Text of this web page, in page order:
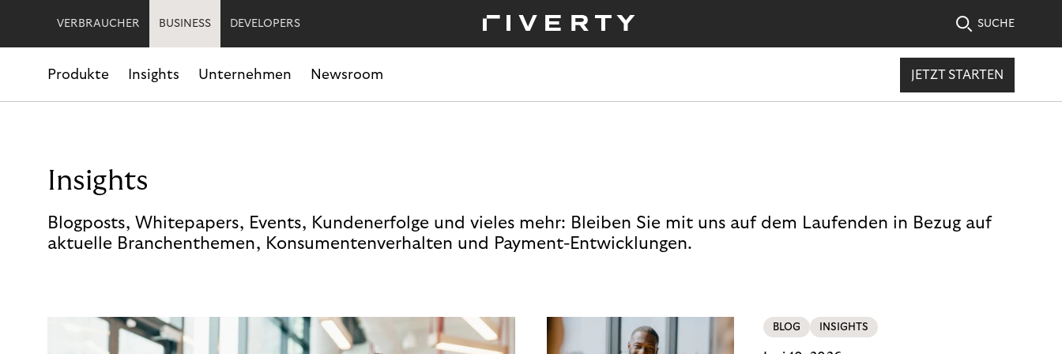
VERBRAUCHER BUSINESS DEVELOPERS SUCHE
Produkte Insights Unternehmen Newsroom JETZT STARTEN
Insights
Blogposts, Whitepapers, Events, Kundenerfolge und vieles mehr: Bleiben Sie mit uns auf dem Laufenden in Bezug auf
aktuelle Branchenthemen, Konsumentenverhalten und Payment-Entwicklungen.
BLOG INSIGHTS